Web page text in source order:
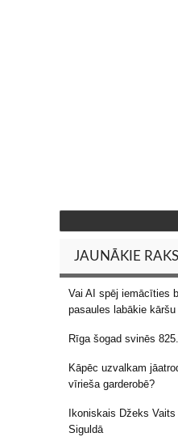
JAUNĀKIE
Vai AI spēj iemācīties
pasaules labākie
Rīga šogad svinēs
Kāpēc uzvalkam
vīrieša garderobē?
Ikoniskais Džeks
Siguldā